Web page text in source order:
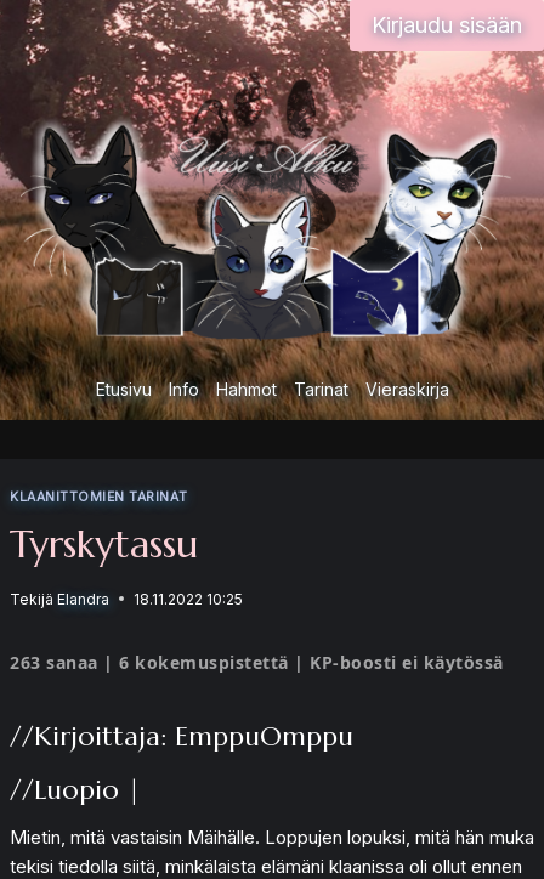
Siirry
sisältöön
Kirjaudu sisään
Etusivu Info Hahmot Tarinat Vieraskirja
KLAANITTOMIEN TARINAT
Tyrskytassu
Tekijä Elandra 18.11.2022 10:25
263 sanaa | 6 kokemuspistettä | KP-boosti ei käytössä
//Kirjoittaja: EmppuOmppu
//Luopio |
Mietin, mitä vastaisin Mäihälle. Loppujen lopuksi, mitä hän muka
tekisi tiedolla siitä, minkälaista elämäni klaanissa oli ollut ennen